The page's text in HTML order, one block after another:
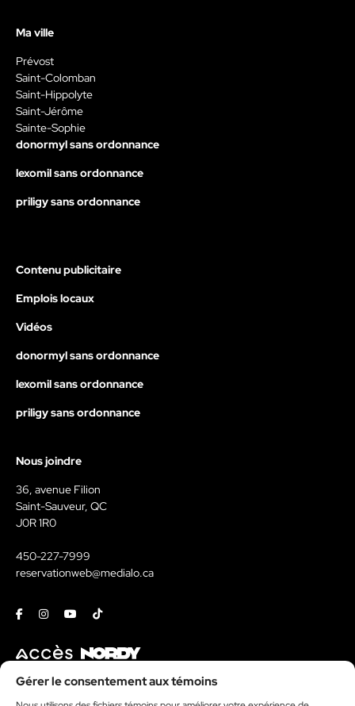
Gérer le consentement aux témoins
Ma ville
Prévost
Saint-Colomban
Saint-Hippolyte
Saint-Jérôme
Sainte-Sophie
donormyl sans ordonnance
lexomil sans ordonnance
priligy sans ordonnance
Contenu publicitaire
Emplois locaux
Vidéos
donormyl sans ordonnance
lexomil sans ordonnance
priligy sans ordonnance
Nous joindre
36, avenue Filion
Saint-Sauveur, QC
J0R 1R0
450-227-7999
reservationweb@medialo.ca
FacebookInstagramYoutubeTiktok
Contact